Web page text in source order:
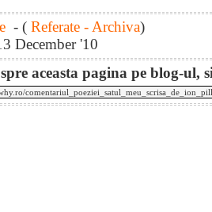
- ( Referate - Archiva)
December '10
aceasta pagina pe blog-ul,